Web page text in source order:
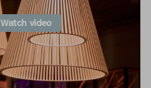
Watch video